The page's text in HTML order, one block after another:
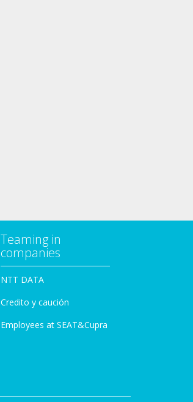
Teaming in
companies
NTT DATA
Credito y caución
Employees at SEAT&Cupra